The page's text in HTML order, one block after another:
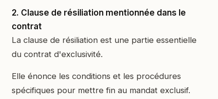
2. Clause de résiliation mentionnée dans le
contrat
La clause de résiliation est une partie essentielle
du contrat d'exclusivité.
Elle énonce les conditions et les procédures
spécifiques pour mettre fin au mandat exclusif.